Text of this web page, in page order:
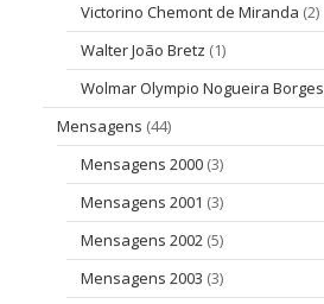
Victorino Chemont de Miranda (2)
Walter João Bretz (1)
Wolmar Olympio Nogueira Borges
Mensagens (44)
Mensagens 2000 (3)
Mensagens 2001 (3)
Mensagens 2002 (5)
Mensagens 2003 (3)